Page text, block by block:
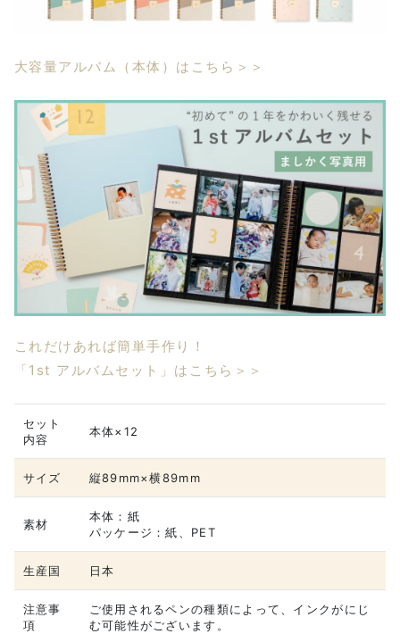
大容量アルバム（本体）はこちら＞＞
これだけあれば簡単手作り！
「1st アルバムセット」はこちら＞＞
セット
内容
本体×12
サイズ 縦89mm×横89mm
素材
本体：紙
パッケージ：紙、PET
生産国 日本
注意事
項
ご使用されるペンの種類によって、インクがにじ
む可能性がございます。